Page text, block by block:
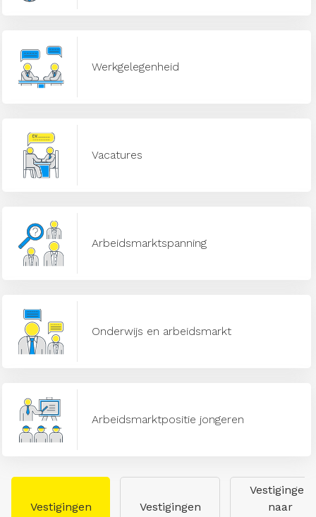
Werkgelegenheid
Vacatures
Arbeidsmarktspanning
Onderwijs en arbeidsmarkt
Arbeidsmarktpositie jongeren
Vestigingen
Vestigingen
Vestigingen
naar